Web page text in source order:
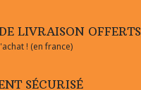
LIVRAISON OFFERTS
! (en france)
SÉCURISÉ